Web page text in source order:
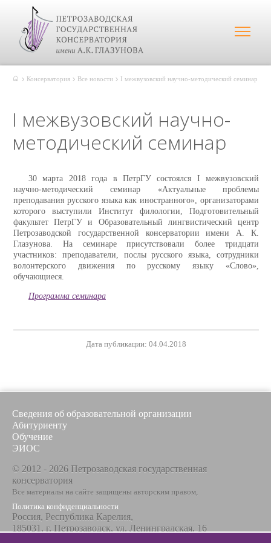
Консерватория Все новости I межвузовский научно-методический семинар
I межвузовский научно-
методический семинар
30 марта 2018 года в ПетрГУ состоялся I межвузовский
научно-методический семинар «Актуальные проблемы
преподавания русского языка как иностранного», организаторами
которого выступили Институт филологии, Подготовительный
факультет ПетрГУ и Образовательный лингвистический центр
Петрозаводской государственной консерватории имени А. К.
Глазунова. На семинаре присутствовали более тридцати
участников: преподаватели, послы русского языка, сотрудники
волонтерского движения по русскому языку «Слово»,
обучающиеся.
Программа семинара
Дата публикации: 04.04.2018
Сведения об образовательной организации
Абитуриенту
Обучение
ЭИОС
© 2012 - 2026 Петрозаводская государственная
консерватория
Все материалы на сайте защищены авторским правом,
Политика конфиденциальности
Россия, Республика Карелия,
185031, г. Петрозаводск, ул. Ленинградская, 16